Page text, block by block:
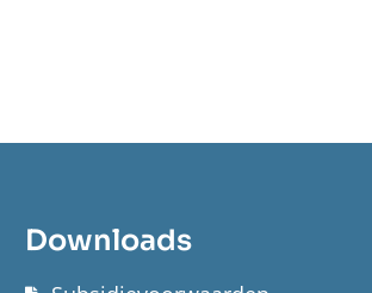
Downloads